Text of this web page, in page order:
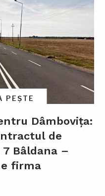
PEȘTE
Dâmbovița:
de
Bâldana –
e firma